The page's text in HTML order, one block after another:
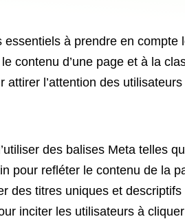
à prendre en compte
contenu d’une page et à la
l’attention des
des balises Meta telles
pour refléter le contenu de la
des titres uniques et
inciter les utilisateurs à